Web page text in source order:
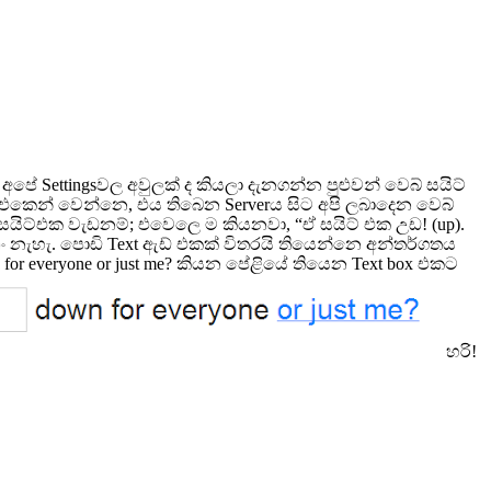
Settingsවල අවුලක් ද කියලා දැනගන්න පුළුවන් වෙබ් සයිට්
වෙන්නෙ, එය තිබෙන Serverය සිට අපි ලබාදෙන වෙබ්
වැඩනම්; එවෙලෙ ම කියනවා, “ඒ සයිට් එක උඩ! (up).
නැහැ. පොඩි Text ඇඩ් එකක් විතරයි තියෙන්නෙ අන්තර්ගතය
or just me? කියන පේළියේ තියෙන Text box එකට
හරි!